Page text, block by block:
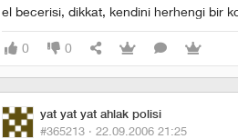
el becerisi, dikkat, kendini herhengi bir
0 0
yat yat yat ahlak polisi
#365213 · 22.09.2006 21:25